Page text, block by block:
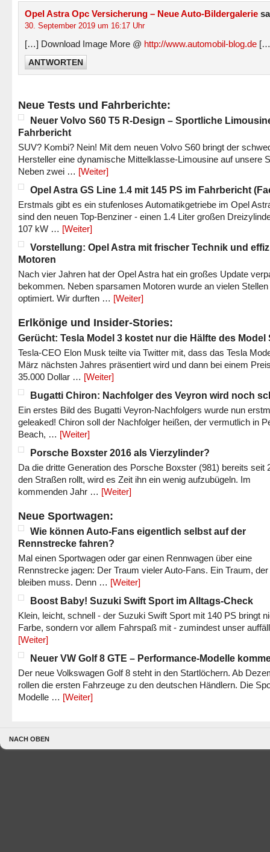
Opel Astra Opc Versicherung – Neue Auto-Bildergalerie
30. September 2019 um 16:17 Uhr
[…] Download Image More @ http://www.automobil-blog.de
ANTWORTEN
Neue Tests und Fahrberichte:
Neuer Volvo S60 T5 R-Design – Sportliche
Fahrbericht
SUV? Kombi? Nein! Mit dem neuen Volvo S60 bringt der
Hersteller eine dynamische Mittelklasse-Limousine auf unsere
Neben zwei … [Weiter]
Opel Astra GS Line 1.4 mit 145 PS im Fahrbericht
Erstmals gibt es ein stufenloses Automatikgetriebe im Opel
sind den neuen Top-Benziner - einen 1.4 Liter großen
107 kW … [Weiter]
Vorstellung: Opel Astra mit frischer Technik und
Motoren
Nach vier Jahren hat der Opel Astra hat ein großes Update
bekommen. Neben sparsamen Motoren wurde an vielen Stellen
optimiert. Wir durften … [Weiter]
Erlkönige und Insider-Stories:
Gerücht: Tesla Model 3 kostet nur die Hälfte des Model
Tesla-CEO Elon Musk teilte via Twitter mit, dass das Tesla
März nächsten Jahres präsentiert wird und dann bei einem
35.000 Dollar … [Weiter]
Bugatti Chiron: Nachfolger des Veyron wird noch
Ein erstes Bild des Bugatti Veyron-Nachfolgers wurde nun
geleaked! Chiron soll der Nachfolger heißen, der vermutlich in
Beach, … [Weiter]
Porsche Boxster 2016 als Vierzylinder?
Da die dritte Generation des Porsche Boxster (981) bereits seit
den Straßen rollt, wird es Zeit ihn ein wenig aufzubügeln. Im
kommenden Jahr … [Weiter]
Neue Sportwagen:
Wie können Auto-Fans eigentlich selbst auf der
Rennstrecke fahren?
Mal einen Sportwagen oder gar einen Rennwagen über eine
Rennstrecke jagen: Der Traum vieler Auto-Fans. Ein Traum,
bleiben muss. Denn … [Weiter]
Boost Baby! Suzuki Swift Sport im Alltags-Check
Klein, leicht, schnell - der Suzuki Swift Sport mit 140 PS bringt
Farbe, sondern vor allem Fahrspaß mit - zumindest unser
[Weiter]
Neuer VW Golf 8 GTE – Performance-Modelle
Der neue Volkswagen Golf 8 steht in den Startlöchern. Ab
rollen die ersten Fahrzeuge zu den deutschen Händlern. Die
Modelle … [Weiter]
NACH OBEN